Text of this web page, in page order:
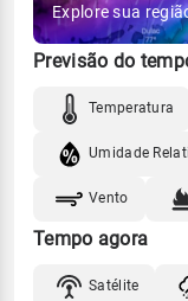
Explore sua
Previsão do
Temperatura
Umidade
Vento
Tempo agora
Satélite